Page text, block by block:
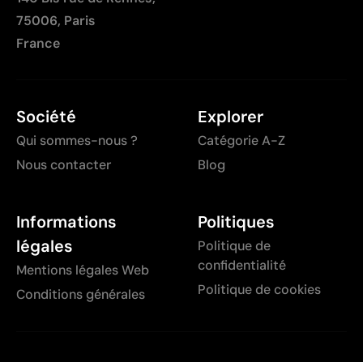
75006, Paris
France
Société
Qui sommes-nous ?
Nous contacter
Explorer
Catégorie A-Z
Blog
Informations
légales
Mentions légales Web
Conditions générales
Politiques
Politique de
confidentialité
Politique de cookies